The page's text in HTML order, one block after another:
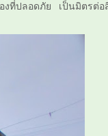
ที่ปลอดภัย เป็นมิตรต่อ